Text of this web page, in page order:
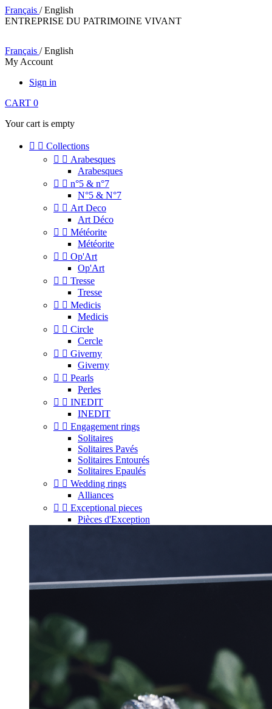
Français / English
ENTREPRISE DU PATRIMOINE VIVANT
Français / English
My Account
Sign in
CART 0
Your cart is empty
  Collections
  Arabesques
Arabesques
  n°5 & n°7
N°5 & N°7
  Art Deco
Art Déco
  Météorite
Météorite
  Op'Art
Op'Art
  Tresse
Tresse
  Medicis
Medicis
  Circle
Cercle
  Giverny
Giverny
  Pearls
Perles
  INEDIT
INEDIT
  Engagement rings
Solitaires
Solitaires Pavés
Solitaires Entourés
Solitaires Epaulés
  Wedding rings
Alliances
  Exceptional pieces
Pièces d'Exception